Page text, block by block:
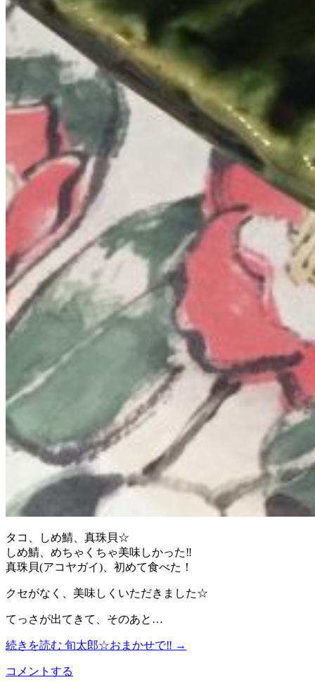
タコ、しめ鯖、真珠貝☆
しめ鯖、めちゃくちゃ美味しかった‼︎
真珠貝(アコヤガイ)、初めて食べた！
クセがなく、美味しくいただきました☆
てっさが出てきて、そのあと…
続きを読む 旬太郎☆おまかせで‼︎ →
コメントする